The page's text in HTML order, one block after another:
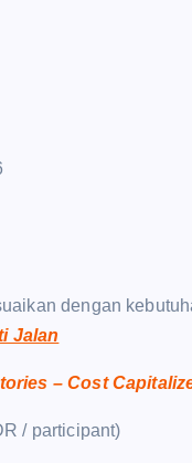
dengan
Jalan
– Cost
/ participant)